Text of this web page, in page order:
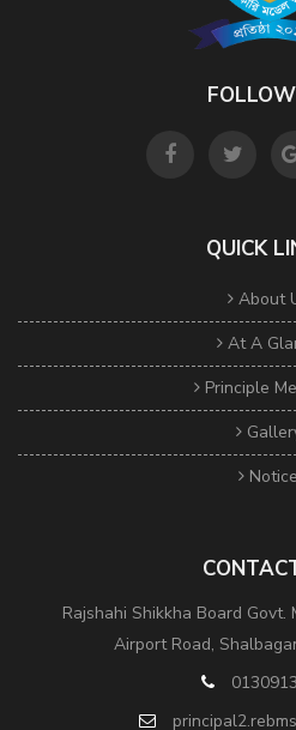
QUICK
About
At A
Principle
Notice
Rajshahi Shikkha Board
Airport Road,